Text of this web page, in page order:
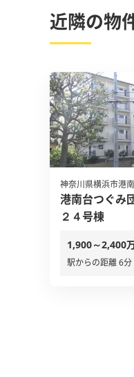
近隣の物
神奈川県横浜市港
港南台つぐみ
２４号棟
1,900～2,400
駅からの距離 6分